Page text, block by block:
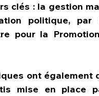
clés : la gestion
politique,
pour la
ont également
mise en place